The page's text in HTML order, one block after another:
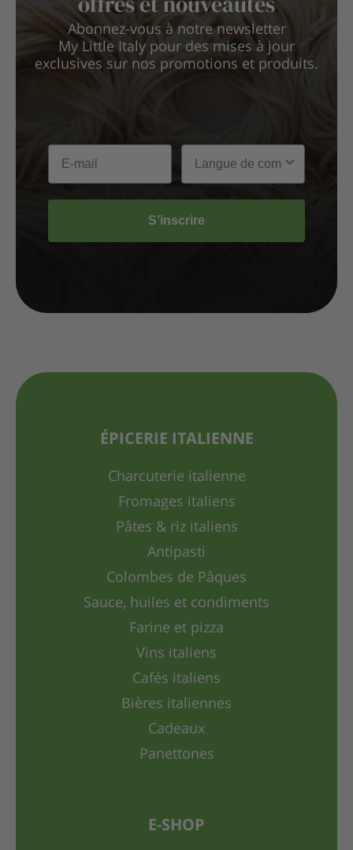
Abonnez-vous à notre newsletter
My Little Italy pour des mises à jour
exclusives sur nos promotions et produits.
S’inscrire
ÉPICERIE ITALIENNE
Charcuterie italienne
Fromages italiens
Pâtes & riz italiens
Antipasti
Colombes de Pâques
Sauce, huiles et condiments
Farine et pizza
Vins italiens
Cafés italiens
Bières italiennes
Cadeaux
Panettones
E-SHOP